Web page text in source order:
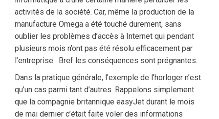
activités de la société. Car, même la production de la
manufacture Omega a été touché durement, sans
oublier les problèmes d’accès à Internet qui pendant
plusieurs mois n’ont pas été résolu efficacement par
l’entreprise. Bref les conséquences sont prégnantes.
Dans la pratique générale, l’exemple de l’horloger n’est
qu’un cas parmi tant d’autres. Rappelons simplement
que la compagnie britannique easyJet durant le mois
de mai dernier c’était faite voler des informations